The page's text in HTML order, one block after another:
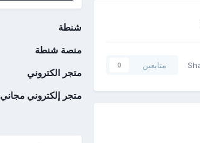
متابعين 0
شنطة
منصة شنطة
متجر الكتروني
متجر إلكتروني مجاني